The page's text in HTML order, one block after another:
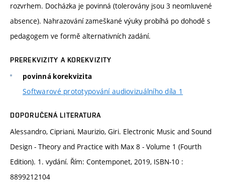
rozvrhem. Docházka je povinná (tolerovány jsou 3 neomluvené
absence). Nahrazování zameškané výuky probíhá po dohodě s
pedagogem ve formě alternativních zadání.
PREREKVIZITY A KOREKVIZITY
povinná korekvizita
Softwarové prototypování audiovizuálního díla 1
DOPORUČENÁ LITERATURA
Alessandro, Cipriani, Maurizio, Giri. Electronic Music and Sound
Design - Theory and Practice with Max 8 - Volume 1 (Fourth
Edition). 1. vydání. Řím: Contemponet, 2019, ISBN-10 :
8899212104